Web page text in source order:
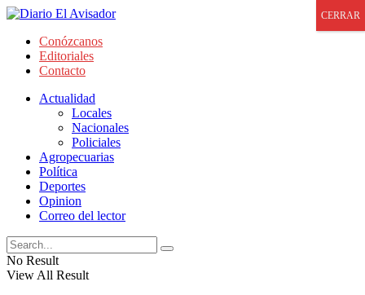
Conózcanos
Editoriales
Contacto
Actualidad
Locales
Nacionales
Policiales
Agropecuarias
Política
Deportes
Opinion
Correo del lector
No Result
View All Result
CERRAR